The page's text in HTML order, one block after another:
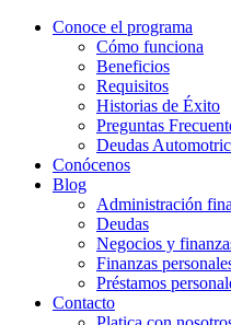
Conoce el programa
Cómo funciona
Beneficios
Requisitos
Historias de Éxito
Preguntas
Deudas
Conócenos
Blog
Administración
Deudas
Negocios y
Finanzas
Préstamos
Contacto